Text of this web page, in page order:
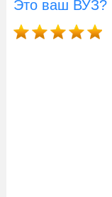
Это ваш ВУЗ?